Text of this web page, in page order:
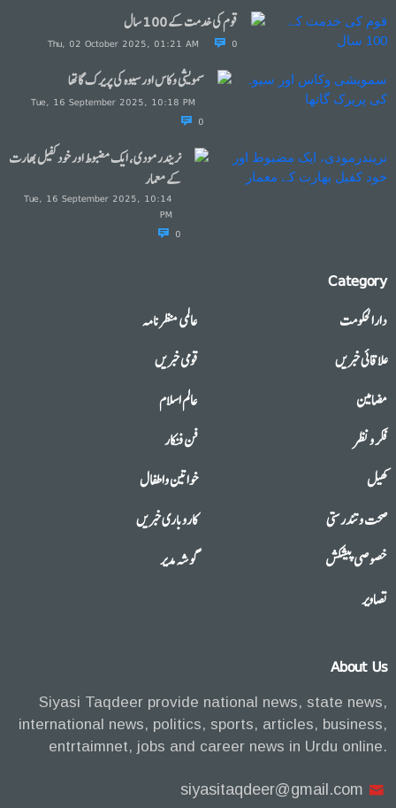
قوم کی خدمت کے 100 سال
Thu, 02 October 2025, 01:21 AM 0
سمویشی وکاس اور سیوہ کی پریرک گاتھا
Tue, 16 September 2025, 10:18 PM
0
نریندرمودی، ایک مضبوط اور خود کفیل بھارت
کے معمار
Tue, 16 September 2025, 10:14
PM
0
Category
دارالحکومت
عالمی منظرنامہ
علاقائی خبریں
قومی خبریں
مضامین
عالم اسلام
فکر و نظر
فن فنکار
کھیل
خواتین واطفال
صحت وتندرستی
کاروباری خبریں
خصوصی پیشکش
گوشہ مدیر
تصاویر
About Us
Siyasi Taqdeer provide national news, state news,
international news, politics, sports, articles, business,
entrtaimnet, jobs and career news in Urdu online.
siyasitaqdeer@gmail.com